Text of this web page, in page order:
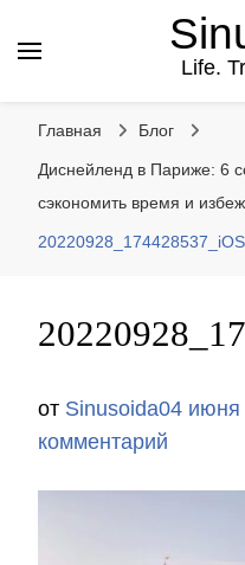
Life.
Главная Блог
Диснейленд в Париже: 6
сэкономить время и
20220928_174428537_iOS
от Sinusoida04 июня
комментарий